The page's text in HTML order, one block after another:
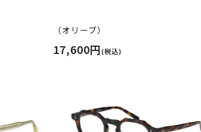
（オリーブ）
17,600円(税込)